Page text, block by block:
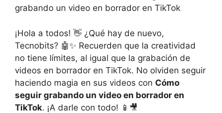
grabando un video en borrador en TikTok
¡Hola a todos! ⁢👋 ¿Qué hay de⁣ nuevo,
Tecnobits? 🤖✨ Recuerden que la creatividad
no tiene límites, al igual que ⁤la grabación de
videos en ‍borrador ⁤en TikTok. No olviden seguir
haciendo ‌magia en sus videos con Cómo
seguir grabando ⁣un video en⁤ borrador en
TikTok. ¡A darle con todo! 📱🎥